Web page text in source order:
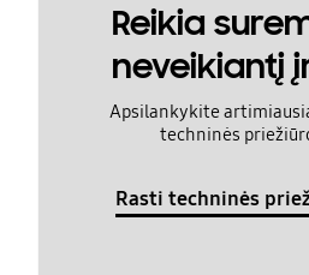
Reikia
neveikiantį
Apsilankykite
techninės
Rasti techninės